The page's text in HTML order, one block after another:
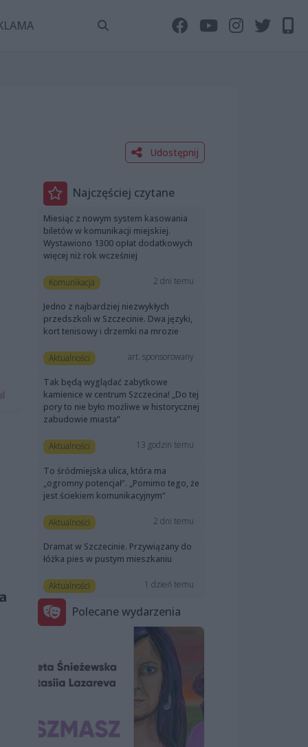
Udostępnij
Najczęściej czytane
Miesiąc z nowym system kasowania
biletów w komunikacji miejskiej.
Wystawiono 1300 opłat dodatkowych
więcej niż rok wcześniej
Komunikacja 2 dni temu
Jedno z najbardziej niezwykłych
przedszkoli w Szczecinie. Dwa języki,
kort tenisowy i drzemki na mrozie
Aktualności art. sponsorowany
Tak będą wyglądać zabytkowe
kamienice w centrum Szczecina! „Do tej
pory to nie było możliwe w historycznej
zabudowie miasta”
Aktualności 13 godzin temu
To śródmiejska ulica, która ma
„ogromny potencjał”. „Pomimo tego, że
jest ściekiem komunikacyjnym”
Aktualności 2 dni temu
Dramat w Szczecinie. Przywiązany do
łóżka pies w pustym mieszkaniu
Aktualności 1 dzień temu
Polecane wydarzenia